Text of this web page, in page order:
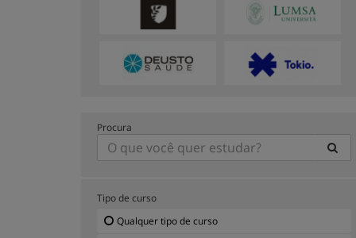
Procura
Tipo de curso
Qualquer tipo de curso